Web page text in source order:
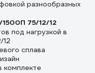
разнообразных
75/12/12
под нагрузкой в
сплава
комплекте